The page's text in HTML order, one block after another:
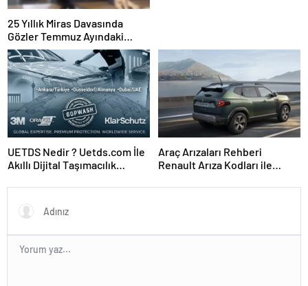
25 Yıllık Miras Davasında
Gözler Temmuz Ayındaki
Karar Duruşmasına Çevrildi
UETDS Nedir ? Uetds.com İle
Akıllı Dijital Taşımacılık
Araç Arızaları Rehberi
Renault Arıza Kodları ile